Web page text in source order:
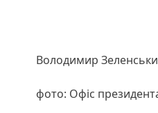
Володимир
фото: Офіс